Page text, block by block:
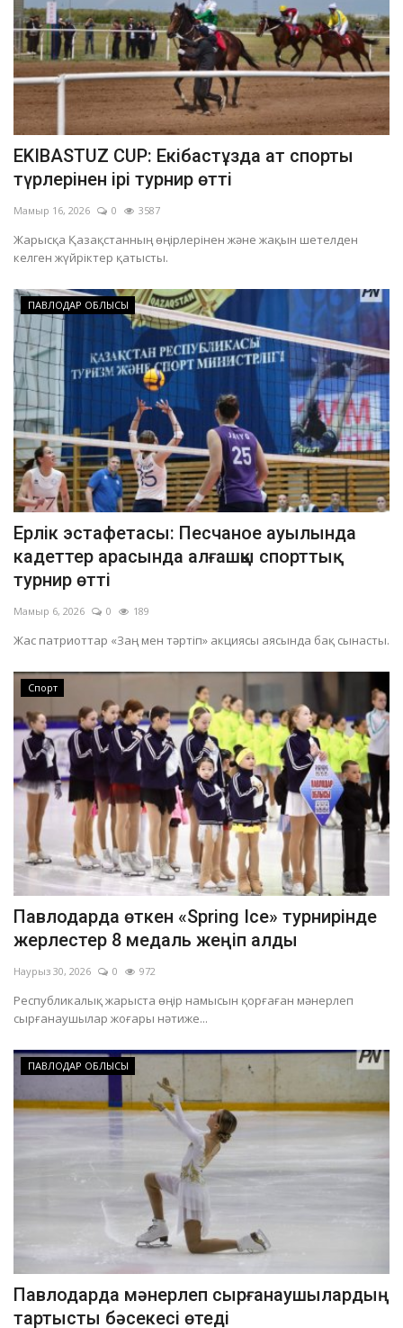
EKIBASTUZ CUP: Екібастұзда ат спорты
түрлерінен ірі турнир өтті
Мамыр 16, 2026 0 3587
Жарысқа Қазақстанның өңірлерінен және жақын шетелден
келген жүйріктер қатысты.
ПАВЛОДАР ОБЛЫСЫ
Ерлік эстафетасы: Песчаное ауылында
кадеттер арасында алғашқы спорттық
турнир өтті
Мамыр 6, 2026 0 189
Жас патриоттар «Заң мен тәртіп» акциясы аясында бақ сынасты.
Спорт
Павлодарда өткен «Spring Ice» турнирінде
жерлестер 8 медаль жеңіп алды
Наурыз 30, 2026 0 972
Республикалық жарыста өңір намысын қорғаған мәнерлеп
сырғанаушылар жоғары нәтиже...
ПАВЛОДАР ОБЛЫСЫ
Павлодарда мәнерлеп сырғанаушылардың
тартысты бәсекесі өтеді